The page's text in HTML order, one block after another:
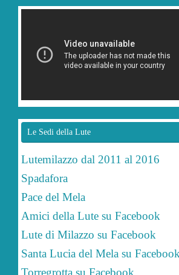
Le Sedi della Lute
Lutemilazzo dal 2011 al 2016
Spadafora
Pace del Mela
Amici della Lute su Facebook
Lute di Milazzo su Facebook
Santa Lucia del Mela su Facebook
Torregrotta su Facebook